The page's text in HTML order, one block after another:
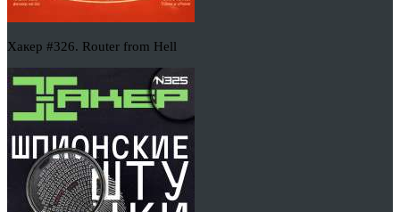
Хакер #326. Router from Hell